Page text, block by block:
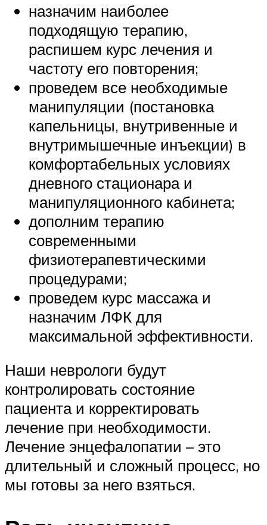
назначим наиболее
подходящую терапию,
распишем курс лечения и
частоту его повторения;
проведем все необходимые
манипуляции (постановка
капельницы, внутривенные и
внутримышечные инъекции) в
комфортабельных условиях
дневного стационара и
манипуляционного кабинета;
дополним терапию
современными
физиотерапевтическими
процедурами;
проведем курс массажа и
назначим ЛФК для
максимальной эффективности.
Наши неврологи будут
контролировать состояние
пациента и корректировать
лечение при необходимости.
Лечение энцефалопатии – это
длительный и сложный процесс, но
мы готовы за него взяться.